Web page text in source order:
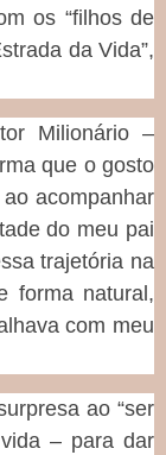
os “filhos de
da Vida”,
Milionário –
que o gosto
acompanhar
do meu pai
trajetória na
forma natural,
com meu
ao “ser
– para dar